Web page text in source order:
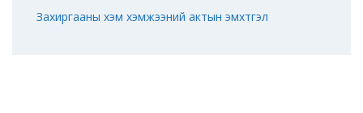
Захиргааны хэм хэмжээний актын эмхтгэл